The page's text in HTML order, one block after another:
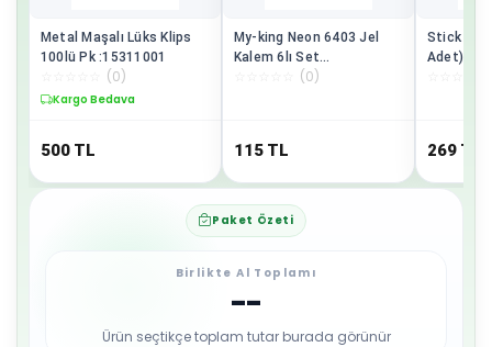
Metal Maşalı Lüks Klips
100lü Pk :15311001
(0)
Kargo Bedava
500 TL
My-king Neon 6403 Jel
Kalem 6lı Set
Pe02227jkoon6
(0)
115 TL
Stick
Adet)
269 TL
Paket Özeti
Birlikte Al Toplamı
--
Ürün seçtikçe toplam tutar burada görünür